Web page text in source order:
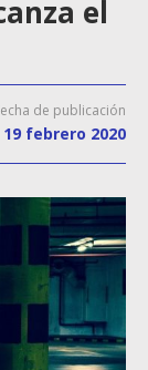
el
de publicación
19 febrero 2020